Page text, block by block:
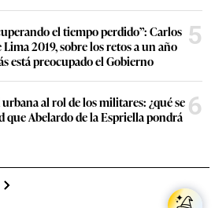
el tiempo perdido”: Carlos
2019, sobre los retos a un año
está preocupado el Gobierno
5
al rol de los militares: ¿qué se
que Abelardo de la Espriella pondrá 6